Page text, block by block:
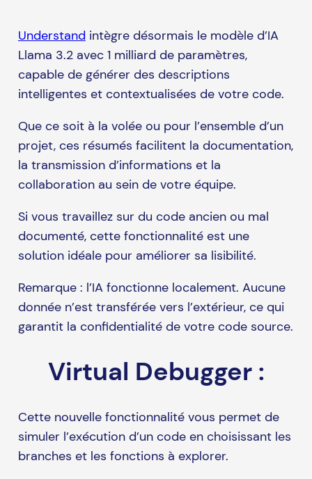
Understand intègre désormais le modèle d’IA
Llama 3.2 avec 1 milliard de paramètres,
capable de générer des descriptions
intelligentes et contextualisées de votre code.
Que ce soit à la volée ou pour l’ensemble d’un
projet, ces résumés facilitent la documentation,
la transmission d’informations et la
collaboration au sein de votre équipe.
Si vous travaillez sur du code ancien ou mal
documenté, cette fonctionnalité est une
solution idéale pour améliorer sa lisibilité.
Remarque : l’IA fonctionne localement. Aucune
donnée n’est transférée vers l’extérieur, ce qui
garantit la confidentialité de votre code source.
Virtual Debugger :
Cette nouvelle fonctionnalité vous permet de
simuler l’exécution d’un code en choisissant les
branches et les fonctions à explorer.